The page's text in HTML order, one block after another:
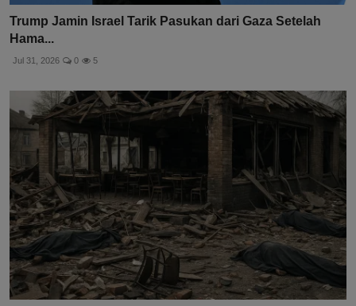
Trump Jamin Israel Tarik Pasukan dari Gaza Setelah
Hama...
Jul 31, 2026 0 5